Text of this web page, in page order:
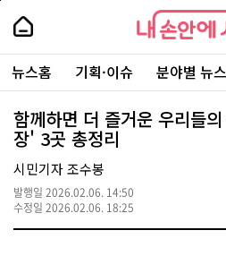
본
로
가
내
손
안
에
서
울
-
서
울
시
대
표
소
통
포
내
손
에
울
주
요
서
뉴스홈 기획·이슈 분야별 뉴스
함께하면 더 즐거운 우리들
장' 3곳 총정리
시민기자 조수봉
발행일 2026.02.06. 14:50
수정일 2026.02.06. 18:25
페
상
단
로